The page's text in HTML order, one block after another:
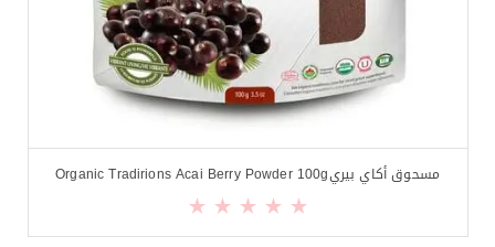
مسحوق أكاي بيريOrganic Tradirions Acai Berry Powder 100g